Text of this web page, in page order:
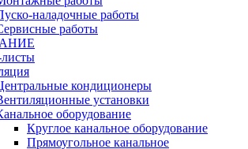
наладочные работы
работы
кондиционеры
установки
оборудование
Круглое канальное оборудование
Прямоугольное канальное